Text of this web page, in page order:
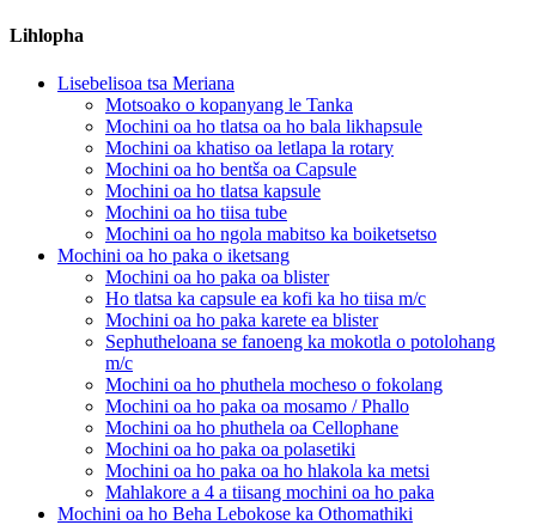
Lihlopha
Lisebelisoa tsa Meriana
Motsoako o kopanyang le Tanka
Mochini oa ho tlatsa oa ho bala likhapsule
Mochini oa khatiso oa letlapa la rotary
Mochini oa ho bentša oa Capsule
Mochini oa ho tlatsa kapsule
Mochini oa ho tiisa tube
Mochini oa ho ngola mabitso ka boiketsetso
Mochini oa ho paka o iketsang
Mochini oa ho paka oa blister
Ho tlatsa ka capsule ea kofi ka ho tiisa m/c
Mochini oa ho paka karete ea blister
Sephutheloana se fanoeng ka mokotla o potolohang
m/c
Mochini oa ho phuthela mocheso o fokolang
Mochini oa ho paka oa mosamo / Phallo
Mochini oa ho phuthela oa Cellophane
Mochini oa ho paka oa polasetiki
Mochini oa ho paka oa ho hlakola ka metsi
Mahlakore a 4 a tiisang mochini oa ho paka
Mochini oa ho Beha Lebokose ka Othomathiki